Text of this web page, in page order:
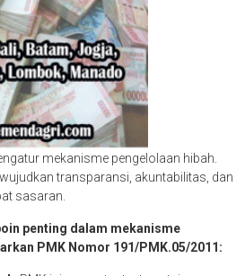
mekanisme pengelolaan hibah.
sasaran.